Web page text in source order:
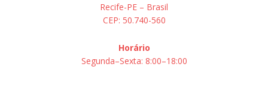
Recife-PE – Brasil
CEP: 50.740-560
Horário
Segunda–Sexta: 8:00–18:00